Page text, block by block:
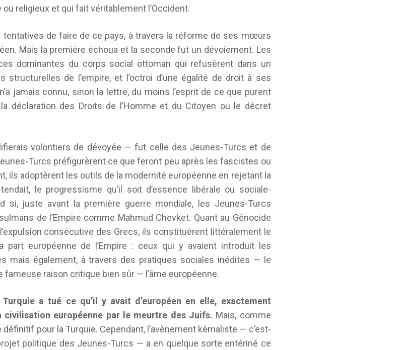
religieux et qui fait véritablement l’Occident.
tentatives de faire de ce pays, à travers la réforme de ses mœurs
Mais la première échoua et la seconde fut un dévoiement. Les
dominantes du corps social ottoman qui refusèrent dans un
de l’empire, et l’octroi d’une égalité de droit à ses
jamais connu, sinon la lettre, du moins l’esprit de ce que purent
déclaration des Droits de l’Homme et du Citoyen ou le décret
volontiers de dévoyée — fut celle des Jeunes-Turcs et de
Turcs préfigurèrent ce que feront peu après les fascistes ou
ils adoptèrent les outils de la modernité européenne en rejetant la
le progressisme qu’il soit d’essence libérale ou sociale-
si, juste avant la première guerre mondiale, les Jeunes-Turcs
de l’Empire comme Mahmud Chevket. Quant au Génocide
consécutive des Grecs, ils constituèrent littéralement le
part européenne de l’Empire : ceux qui y avaient introduit les
mais également, à travers des pratiques sociales inédites — le
raison critique bien sûr — l’âme européenne.
a tué ce qu’il y avait d’européen en elle, exactement
civilisation européenne par le meurtre des Juifs. Mais, comme
définitif pour la Turquie. Cependant, l’avènement kémaliste — c’est-
politique des Jeunes-Turcs — a en quelque sorte entériné ce